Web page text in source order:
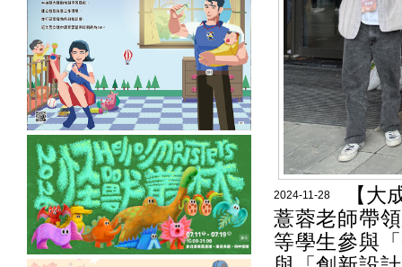
2024-11-28
【大
薏蓉老師帶
等學生參與